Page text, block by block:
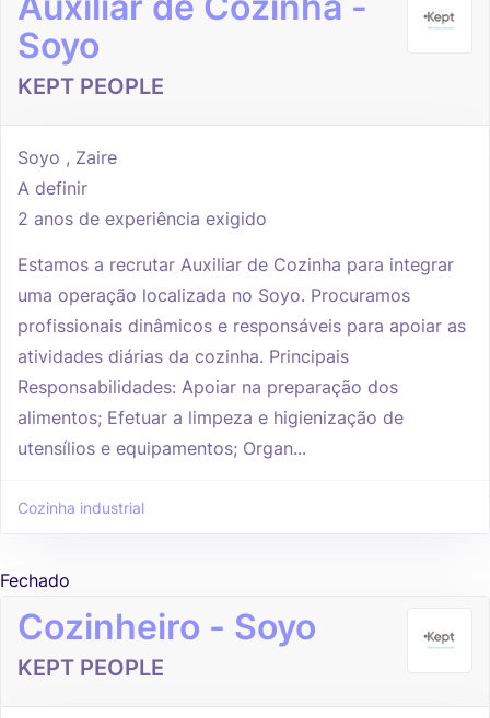
Soyo
KEPT PEOPLE
Soyo , Zaire
A definir
2 anos de experiência exigido
Estamos a recrutar Auxiliar de Cozinha para integrar
uma operação localizada no Soyo. Procuramos
profissionais dinâmicos e responsáveis para apoiar as
atividades diárias da cozinha. Principais
Responsabilidades: Apoiar na preparação dos
alimentos; Efetuar a limpeza e higienização de
utensílios e equipamentos; Organ...
Cozinha industrial
Fechado
Cozinheiro - Soyo
KEPT PEOPLE